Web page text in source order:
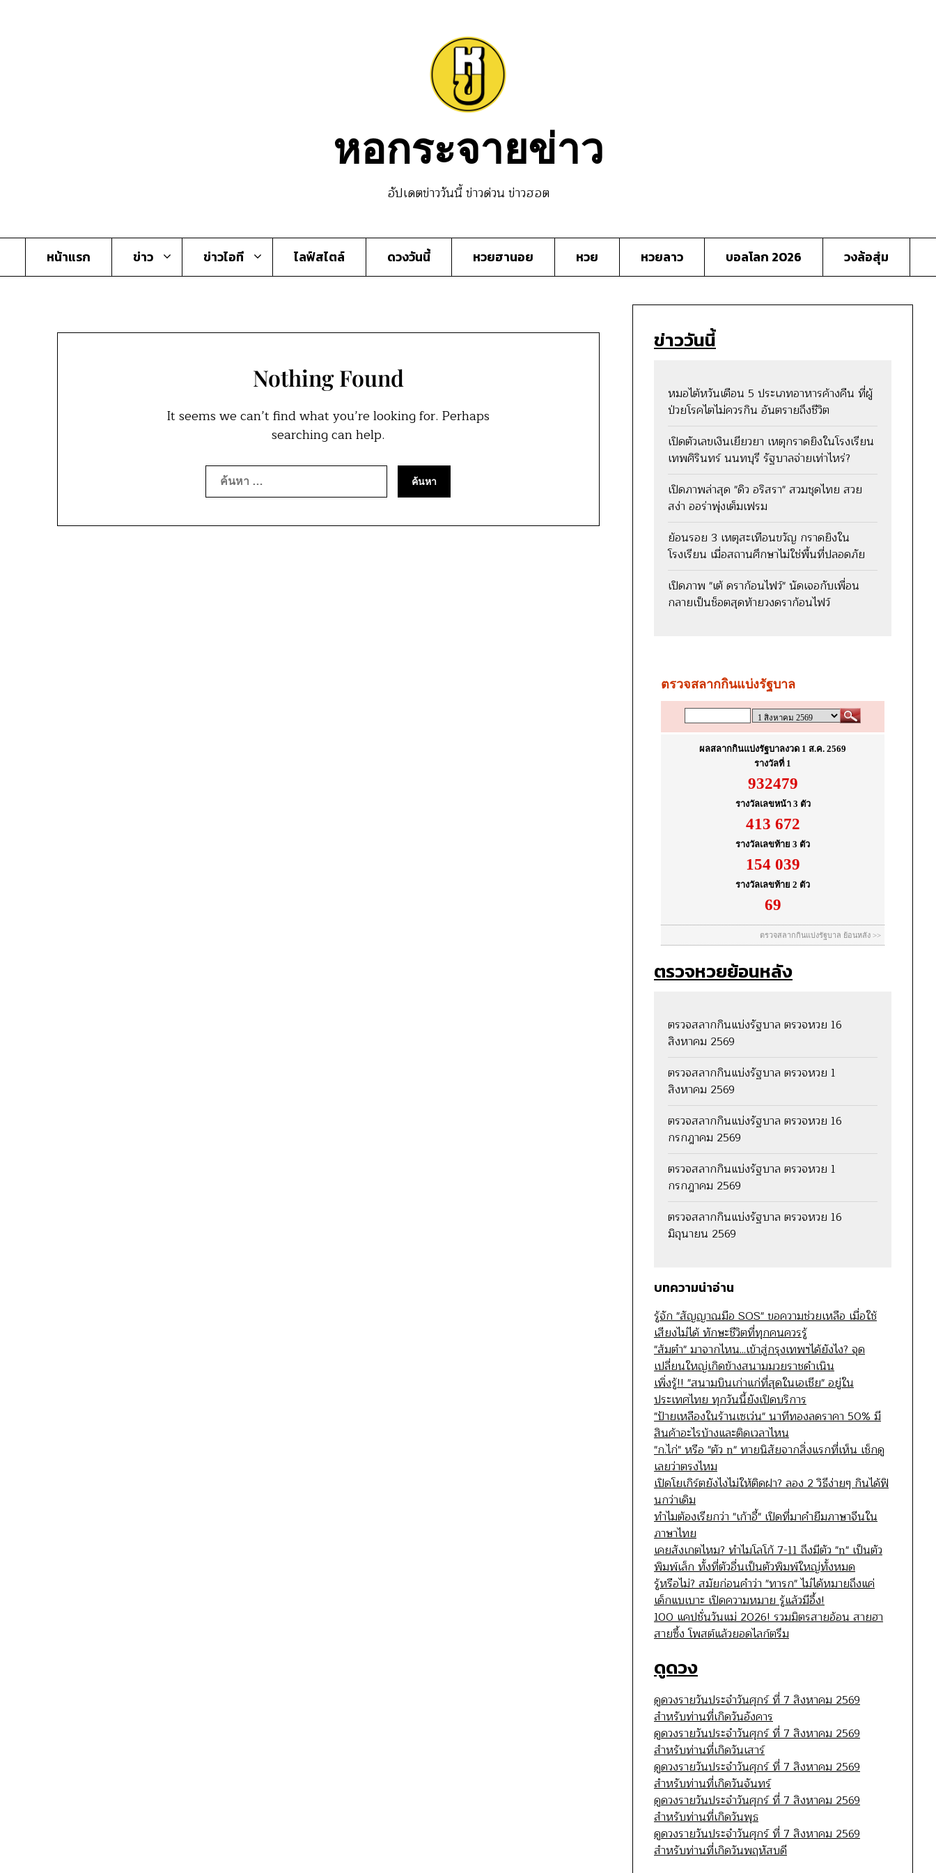
หอกระจายข่าว
อัปเดตข่าววันนี้ ข่าวด่วน ข่าวฮอต
หน้าแรก ข่าว ข่าวไอที ไลฟ์สไตล์ ดวงวันนี้ หวยฮานอย หวย หวยลาว บอลโลก 2026 วงล้อสุ่ม
Nothing Found
It seems we can’t find what you’re looking for. Perhaps
searching can help.
ค้นหา
สำหรับ:
ข่าววันนี้
หมอไต้หวันเตือน 5 ประเภทอาหารค้างคืน ที่ผู้
ป่วยโรคไตไม่ควรกิน อันตรายถึงชีวิต
เปิดตัวเลขเงินเยียวยา เหตุกราดยิงในโรงเรียน
เทพศิรินทร์ นนทบุรี รัฐบาลจ่ายเท่าไหร่?
เปิดภาพล่าสุด "ดิว อริสรา" สวมชุดไทย สวย
สง่า ออร่าพุ่งเต็มเฟรม
ย้อนรอย 3 เหตุสะเทือนขวัญ กราดยิงใน
โรงเรียน เมื่อสถานศึกษาไม่ใช่พื้นที่ปลอดภัย
เปิดภาพ "เต้ ดราก้อนไฟว์" นัดเจอกับเพื่อน
กลายเป็นช็อตสุดท้ายวงดราก้อนไฟว์
ตรวจหวยย้อนหลัง
ตรวจสลากกินแบ่งรัฐบาล ตรวจหวย 16
สิงหาคม 2569
ตรวจสลากกินแบ่งรัฐบาล ตรวจหวย 1
สิงหาคม 2569
ตรวจสลากกินแบ่งรัฐบาล ตรวจหวย 16
กรกฎาคม 2569
ตรวจสลากกินแบ่งรัฐบาล ตรวจหวย 1
กรกฎาคม 2569
ตรวจสลากกินแบ่งรัฐบาล ตรวจหวย 16
มิถุนายน 2569
บทความน่าอ่าน
รู้จัก "สัญญาณมือ SOS" ขอความช่วยเหลือ เมื่อใช้
เสียงไม่ได้ ทักษะชีวิตที่ทุกคนควรรู้
"ส้มตำ" มาจากไหน...เข้าสู่กรุงเทพฯได้ยังไง? จุด
เปลี่ยนใหญ่เกิดข้างสนามมวยราชดำเนิน
เพิ่งรู้!! "สนามบินเก่าแก่ที่สุดในเอเชีย" อยู่ใน
ประเทศไทย ทุกวันนี้ยังเปิดบริการ
"ป้ายเหลืองในร้านเซเว่น" นาทีทองลดราคา 50% มี
สินค้าอะไรบ้างและติดเวลาไหน
"ก.ไก่" หรือ "ตัว n" ทายนิสัยจากสิ่งแรกที่เห็น เช็กดู
เลยว่าตรงไหม
เปิดโยเกิร์ตยังไงไม่ให้ติดฝา? ลอง 2 วิธีง่ายๆ กินได้ฟิ
นกว่าเดิม
ทำไมต้องเรียกว่า "เก้าอี้" เปิดที่มาคำยืมภาษาจีนใน
ภาษาไทย
เคยสังเกตไหม? ทำไมโลโก้ 7-11 ถึงมีตัว "n" เป็นตัว
พิมพ์เล็ก ทั้งที่ตัวอื่นเป็นตัวพิมพ์ใหญ่ทั้งหมด
รู้หรือไม่? สมัยก่อนคำว่า "ทารก" ไม่ได้หมายถึงแค่
เด็กแบเบาะ เปิดความหมาย รู้แล้วมีอึ้ง!
100 แคปชั่นวันแม่ 2026! รวมมิตรสายอ้อน สายฮา
สายซึ้ง โพสต์แล้วยอดไลก์ตรึม
ดูดวง
ดูดวงรายวันประจำวันศุกร์ ที่ 7 สิงหาคม 2569
สำหรับท่านที่เกิดวันอังคาร
ดูดวงรายวันประจำวันศุกร์ ที่ 7 สิงหาคม 2569
สำหรับท่านที่เกิดวันเสาร์
ดูดวงรายวันประจำวันศุกร์ ที่ 7 สิงหาคม 2569
สำหรับท่านที่เกิดวันจันทร์
ดูดวงรายวันประจำวันศุกร์ ที่ 7 สิงหาคม 2569
สำหรับท่านที่เกิดวันพุธ
ดูดวงรายวันประจำวันศุกร์ ที่ 7 สิงหาคม 2569
สำหรับท่านที่เกิดวันพฤหัสบดี